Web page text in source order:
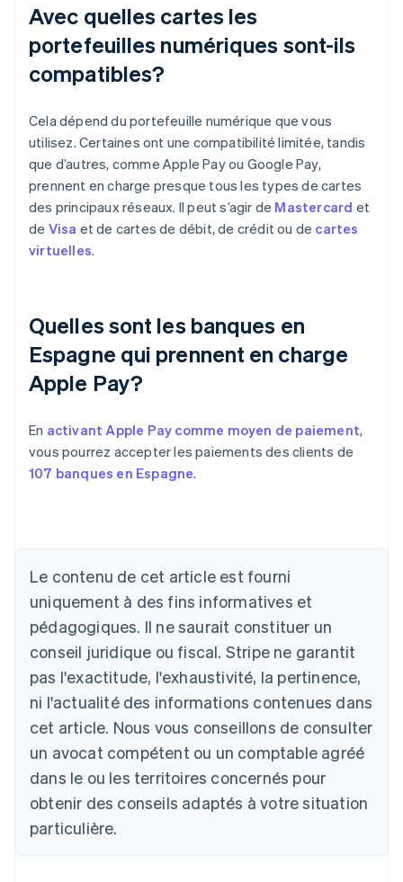
Avec quelles cartes les
portefeuilles numériques sont-ils
compatibles?
Cela dépend du portefeuille numérique que vous
utilisez. Certaines ont une compatibilité limitée, tandis
que d’autres, comme Apple Pay ou Google Pay,
prennent en charge presque tous les types de cartes
des principaux réseaux. Il peut s’agir de Mastercard et
de Visa et de cartes de débit, de crédit ou de cartes
virtuelles.
Quelles sont les banques en
Espagne qui prennent en charge
Apple Pay?
En activant Apple Pay comme moyen de paiement,
vous pourrez accepter les paiements des clients de
107 banques en Espagne.
Le contenu de cet article est fourni
uniquement à des fins informatives et
pédagogiques. Il ne saurait constituer un
conseil juridique ou fiscal. Stripe ne garantit
pas l'exactitude, l'exhaustivité, la pertinence,
ni l'actualité des informations contenues dans
cet article. Nous vous conseillons de consulter
un avocat compétent ou un comptable agréé
dans le ou les territoires concernés pour
obtenir des conseils adaptés à votre situation
particulière.
Allemagne
DeutschEnglish
Australie
English
Autriche
Deutsch English
Belgique
NederlandsFrançais DeutschEnglish
Brésil
Bulgarie
English
Canada
EnglishFrançais
Chine continentale